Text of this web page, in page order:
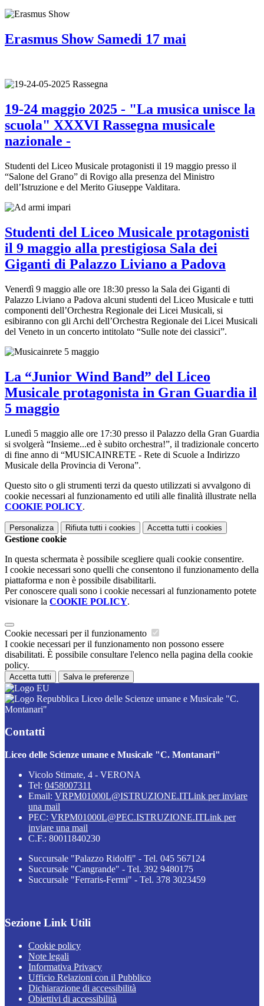
Erasmus Show Samedi 17 mai
19-24 maggio 2025 - "La musica unisce la
scuola" XXXVI Rassegna musicale
nazionale -
Studenti del Liceo Musicale protagonisti il 19 maggio presso il
“Salone del Grano” di Rovigo alla presenza del Ministro
dell’Istruzione e del Merito Giuseppe Valditara.
Studenti del Liceo Musicale protagonisti
il 9 maggio alla prestigiosa Sala dei
Giganti di Palazzo Liviano a Padova
Venerdì 9 maggio alle ore 18:30 presso la Sala dei Giganti di
Palazzo Liviano a Padova alcuni studenti del Liceo Musicale e tutti
componenti dell’Orchestra Regionale dei Licei Musicali, si
esibiranno con gli Archi dell’Orchestra Regionale dei Licei Musicali
del Veneto in un concerto intitolato “Sulle note dei classici”.
La “Junior Wind Band” del Liceo
Musicale protagonista in Gran Guardia il
5 maggio
Lunedì 5 maggio alle ore 17:30 presso il Palazzo della Gran Guardia
si svolgerà “Insieme...ed è subito orchestra!”, il tradizionale concerto
di fine anno di “MUSICAINRETE - Rete di Scuole a Indirizzo
Musicale della Provincia di Verona”.
Questo sito o gli strumenti terzi da questo utilizzati si avvalgono di
cookie necessari al funzionamento ed utili alle finalità illustrate nella
COOKIE POLICY.
Personalizza Rifiuta tutti i cookies Accetta tutti i cookies
Gestione cookie
In questa schermata è possibile scegliere quali cookie consentire.
I cookie necessari sono quelli che consentono il funzionamento della
piattaforma e non è possibile disabilitarli.
Per conoscere quali sono i cookie necessari al funzionamento potete
visionare la COOKIE POLICY.
Cookie necessari per il funzionamento
I cookie necessari per il funzionamento non possono essere
disabilitati. È possibile consultare l'elenco nella pagina della cookie
policy.
Accetta tutti Salva le preferenze
Liceo delle Scienze umane e Musicale "C.
Montanari"
Contatti
Liceo delle Scienze umane e Musicale "C. Montanari"
Vicolo Stimate, 4 - VERONA
Tel: 0458007311
Email: VRPM01000L@ISTRUZIONE.ITLink per inviare
una mail
PEC: VRPM01000L@PEC.ISTRUZIONE.ITLink per
inviare una mail
C.F.: 80011840230
Succursale "Palazzo Ridolfi" - Tel. 045 567124
Succursale "Cangrande" - Tel. 392 9480175
Succursale "Ferraris-Fermi" - Tel. 378 3023459
Sezione Link Utili
Cookie policy
Note legali
Informativa Privacy
Ufficio Relazioni con il Pubblico
Dichiarazione di accessibilità
Obiettivi di accessibilità